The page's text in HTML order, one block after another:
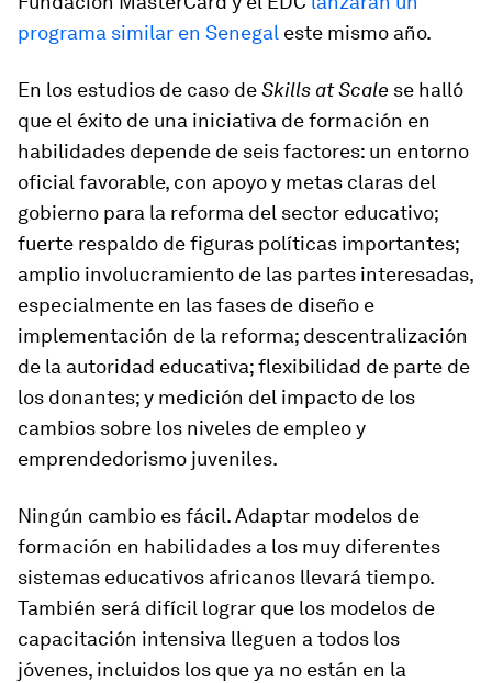
programa similar en Senegal este mismo año.
En los estudios de caso deSkills at Scale se halló
que el éxito de una iniciativa de formación en
habilidades depende de seis factores: un entorno
oficial favorable, con apoyo y metas claras del
gobierno para la reforma del sector educativo;
fuerte respaldo de figuras políticas importantes;
amplio involucramiento de las partes interesadas,
especialmente en las fases de diseño e
implementación de la reforma; descentralización
de la autoridad educativa; flexibilidad de parte de
los donantes; y medición del impacto de los
cambios sobre los niveles de empleo y
emprendedorismo juveniles.
Ningún cambio es fácil. Adaptar modelos de
formación en habilidades a los muy diferentes
sistemas educativos africanos llevará tiempo.
También será difícil lograr que los modelos de
capacitación intensiva lleguen a todos los
jóvenes, incluidos los que ya no están en la